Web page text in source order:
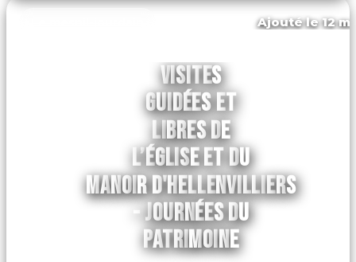
Ajouté le 12
VISITES
GUIDÉES ET
LIBRES DE
L’ÉGLISE ET DU
MANOIR D'HELLENVILLIERS
- JOURNÉES DU
PATRIMOINE